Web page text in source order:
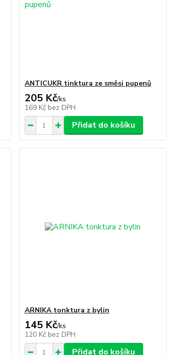
ANTICUKR tinktura ze směsi pupenů
205 Kč/ks
169 Kč bez DPH
Přidat do košíku
ARNIKA tonktura z bylin
145 Kč/ks
120 Kč bez DPH
Přidat do košíku